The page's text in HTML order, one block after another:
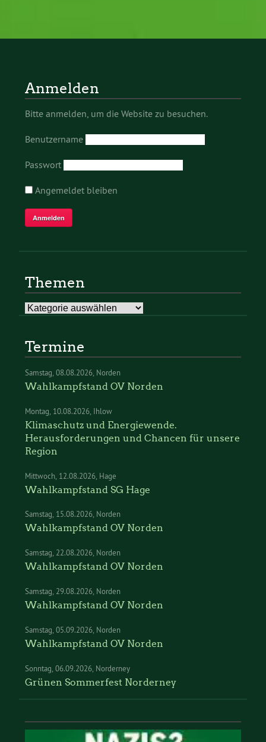
Anmelden
Bitte anmelden, um die Website zu besuchen.
Benutzername
Passwort
Angemeldet bleiben
Themen
Themen
Termine
Samstag 08.08.2026 Norden
Wahlkampfstand OV Norden
Montag 10.08.2026 Ihlow
Klimaschutz und Energiewende.
Herausforderungen und Chancen für unsere
Region
Mittwoch 12.08.2026 Hage
Wahlkampfstand SG Hage
Samstag 15.08.2026 Norden
Wahlkampfstand OV Norden
Samstag 22.08.2026 Norden
Wahlkampfstand OV Norden
Samstag 29.08.2026 Norden
Wahlkampfstand OV Norden
Samstag 05.09.2026 Norden
Wahlkampfstand OV Norden
Sonntag 06.09.2026 Norderney
Grünen Sommerfest Norderney